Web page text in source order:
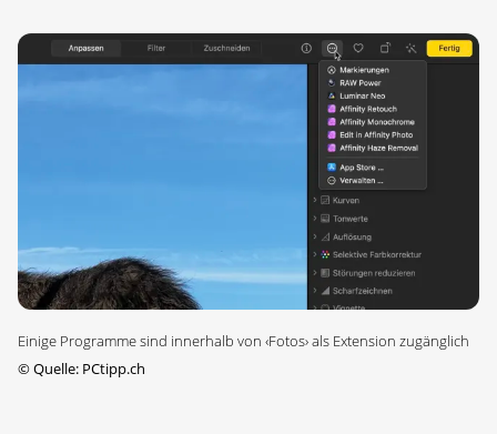
Einige Programme sind innerhalb von ‹Fotos› als Extension zugänglich
©Quelle: PCtipp.ch